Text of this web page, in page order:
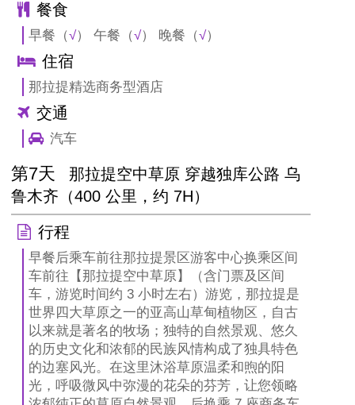
餐食
早餐（√） 午餐（√） 晚餐（√）
住宿
那拉提精选商务型酒店
交通
汽车
第7天
那拉提空中草原 穿越独库公路 乌
鲁木齐（400 公里，约 7H）
行程
早餐后乘车前往那拉提景区游客中心换乘区间
车前往【那拉提空中草原】（含门票及区间
车，游览时间约 3 小时左右）游览，那拉提是
世界四大草原之一的亚高山草甸植物区，自古
以来就是著名的牧场；独特的自然景观、悠久
的历史文化和浓郁的民族风情构成了独具特色
的边塞风光。在这里沐浴草原温柔和煦的阳
光，呼吸微风中弥漫的花朵的芬芳，让您领略